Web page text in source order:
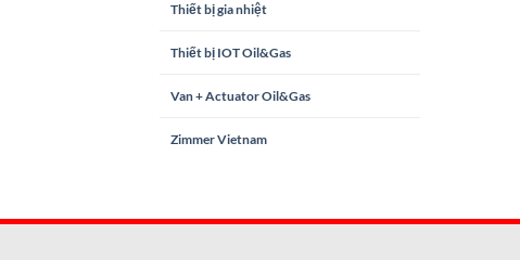
Thiết bị gia nhiệt
Thiết bị IOT Oil&Gas
Van + Actuator Oil&Gas
Zimmer Vietnam